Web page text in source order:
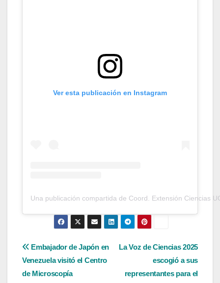
Ver esta publicación en Instagram
Una publicación compartida de Coord. Extensión Ciencias
Navegación
de
La Voz de Ciencias 2025
escogió a sus
representantes para el
Embajador de Japón en
Venezuela visitó el Centro
de Microscopía